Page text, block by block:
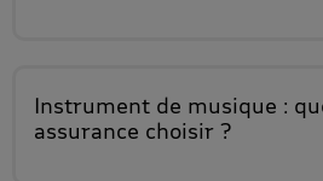
Instrument de musique :
assurance choisir ?